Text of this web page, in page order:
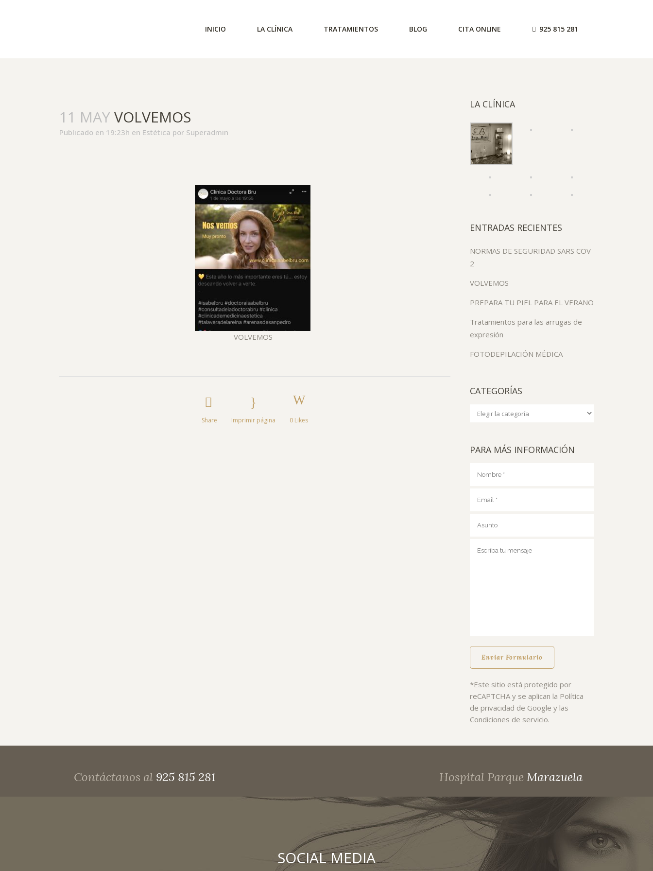
INICIO LA CLÍNICA TRATAMIENTOS BLOG CITA ONLINE 925 815 281
11 MAY VOLVEMOS
Publicado en 19:23h en Estética por Superadmin
VOLVEMOS
Share Imprimir página 0 Likes
LA CLÍNICA
ENTRADAS RECIENTES
NORMAS DE SEGURIDAD SARS COV
2
VOLVEMOS
PREPARA TU PIEL PARA EL VERANO
Tratamientos para las arrugas de
expresión
FOTODEPILACIÓN MÉDICA
CATEGORÍAS
Categorías
PARA MÁS INFORMACIÓN
*Este sitio está protegido por
reCAPTCHA y se aplican la Política
de privacidad de Google y las
Condiciones de servicio.
Contáctanos al925 815 281 Hospital Parque Marazuela
SOCIAL MEDIA